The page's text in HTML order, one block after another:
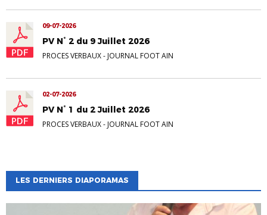
09-07-2026
PV N° 2 du 9 Juillet 2026
PROCES VERBAUX- JOURNAL FOOT AIN
02-07-2026
PV N° 1 du 2 Juillet 2026
PROCES VERBAUX- JOURNAL FOOT AIN
LES DERNIERS DIAPORAMAS